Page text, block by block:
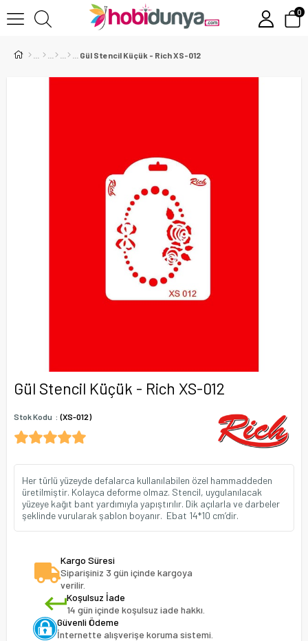
0
Gül Stencil Küçük - Rich XS-012
Gül Stencil Küçük - Rich XS-012
Stok Kodu (XS-012)
Her türlü yüzeyde defalarca kullanılabilen özel hammaddeden
üretilmiştir. Kolayca deforme olmaz. Stencil, uygulanılacak
yüzeye kağıt bant yardımıyla yapıştırılır. Dik açılarla ve darbeler
şeklinde vurularak şablon boyanır. Ebat 14*10 cm’dir.
Kargo Süresi
Siparişiniz 3 gün içinde kargoya
verilir.
Koşulsuz İade
14 gün içinde koşulsuz iade hakkı.
Güvenli Ödeme
İnternette alışverişe koruma sistemi.